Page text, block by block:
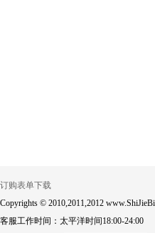
订购表单下载
Copyrights © 2010,2011,2012
客服工作时间：太平洋时间18:00-24:00